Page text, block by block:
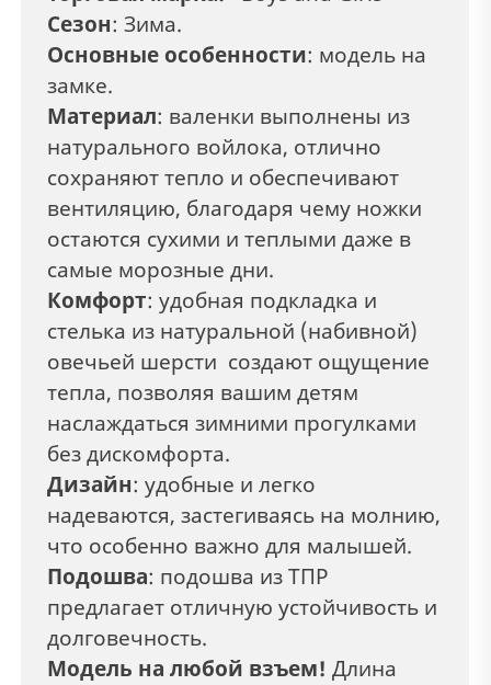
Сезон: Зима.
Основные особенности: модель на
замке.
Материал: валенки выполнены из
натурального войлока, отлично
сохраняют тепло и обеспечивают
вентиляцию, благодаря чему ножки
остаются сухими и теплыми даже в
самые морозные дни.
Комфорт: удобная подкладка и
стелька из натуральной (набивной)
овечьей шерсти создают ощущение
тепла, позволяя вашим детям
наслаждаться зимними прогулками
без дискомфорта.
Дизайн: удобные и легко
надеваются, застегиваясь на молнию,
что особенно важно для малышей.
Подошва: подошва из ТПР
предлагает отличную устойчивость и
долговечность.
Модель на любой взъем! Длина